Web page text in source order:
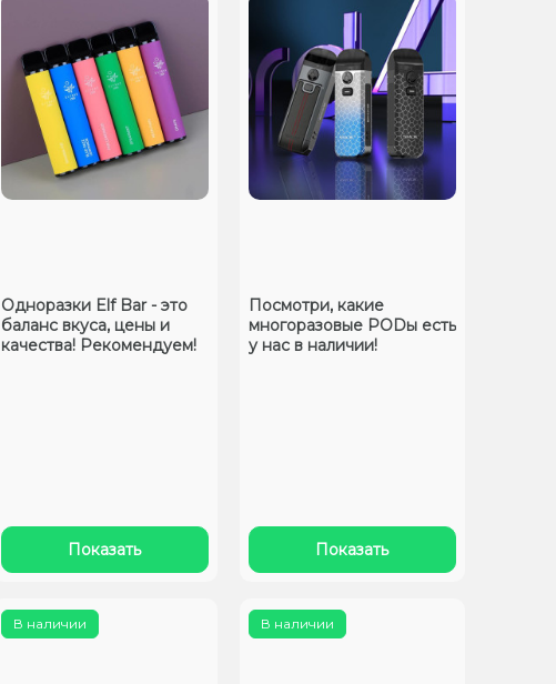
Одноразки Elf Bar - это
баланс вкуса, цены и
качества! Рекомендуем!
Показать
Посмотри, какие
многоразовые PODы есть
у нас в наличии!
Показать
В наличии В наличии